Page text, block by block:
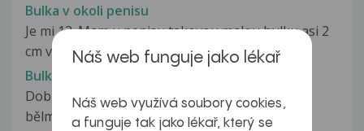
Bulka v okoli penisu
Je mi 13. Mam u penisu takovou malou bulku asi 2
cm velikou a kdyz se ji dotknu...
Bulka v oku
Dobrý den, občas mám ráno na oku bulku - na
bělmu jakoby puchýřek a většinou...
Náš web funguje jako lékař
Náš web využívá soubory cookies,
a funguje tak jako lékař, který se